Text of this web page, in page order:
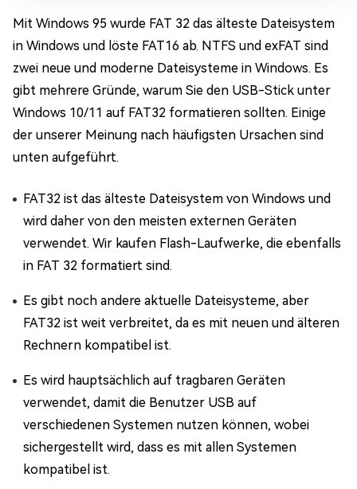
Mit Windows 95 wurde FAT 32 das älteste Dateisystem
in Windows und löste FAT16 ab. NTFS und exFAT sind
zwei neue und moderne Dateisysteme in Windows. Es
gibt mehrere Gründe, warum Sie den USB-Stick unter
Windows 10/11 auf FAT32 formatieren sollten. Einige
der unserer Meinung nach häufigsten Ursachen sind
unten aufgeführt.
FAT32 ist das älteste Dateisystem von Windows und
wird daher von den meisten externen Geräten
verwendet. Wir kaufen Flash-Laufwerke, die ebenfalls
in FAT 32 formatiert sind.
Es gibt noch andere aktuelle Dateisysteme, aber
FAT32 ist weit verbreitet, da es mit neuen und älteren
Rechnern kompatibel ist.
Es wird hauptsächlich auf tragbaren Geräten
verwendet, damit die Benutzer USB auf
verschiedenen Systemen nutzen können, wobei
sichergestellt wird, dass es mit allen Systemen
kompatibel ist.